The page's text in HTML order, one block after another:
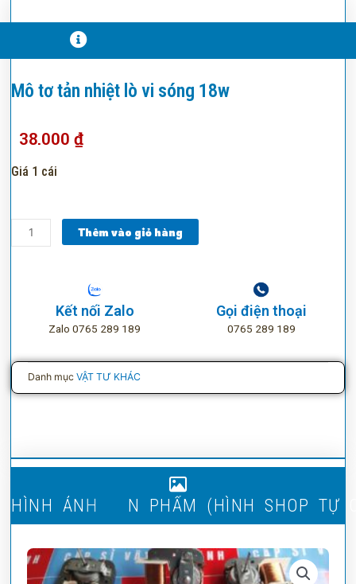
Mô tơ tản nhiệt lò vi sóng 18w
38.000₫
Giá 1 cái
tơ
số
lượng
Thêm vào giỏ hàng
Kết nối Zalo
Zalo 0765 289 189
Gọi điện thoại
0765 289 189
Danh mục VẬT TƯ KHÁC
H N H ẢN H N P H ẨM (HÌNH S H TỰ